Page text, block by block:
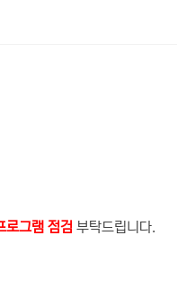
로그램 점검 부탁드립니다.